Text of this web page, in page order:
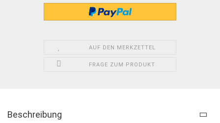
AUF DEN MERKZETTEL
FRAGE ZUM PRODUKT
Beschreibung